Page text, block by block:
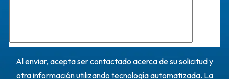
Al enviar, acepta ser contactado acerca de su solicitud y
otra información utilizando tecnología automatizada. La